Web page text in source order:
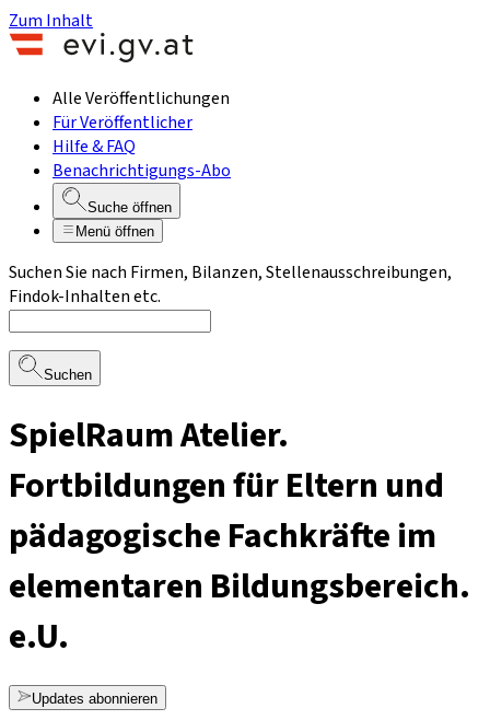
Zum Inhalt
Alle Veröffentlichungen
Für Veröffentlicher
Hilfe & FAQ
Benachrichtigungs-Abo
Suche öffnen
Menü öffnen
Suchen Sie nach Firmen, Bilanzen, Stellenausschreibungen,
Findok-Inhalten etc.
Suchen
SpielRaum Atelier.
Fortbildungen für Eltern und
pädagogische Fachkräfte im
elementaren Bildungsbereich.
e.U.
Updates abonnieren